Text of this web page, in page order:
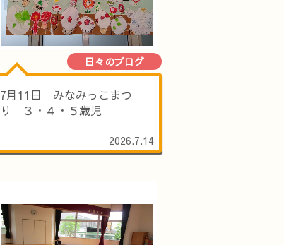
日々のブログ
7月11日 みなみっこまつ
り ３・４・５歳児
2026.7.14